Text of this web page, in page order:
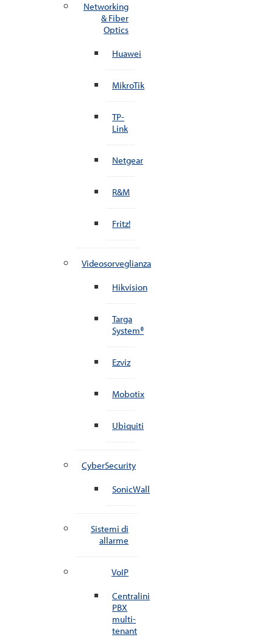
Networking
& Fiber
Optics
Huawei
MikroTik
TP-
Link
Netgear
R&M
Fritz!
Videosorveglianza
Hikvision
Targa
System®
Ezviz
Mobotix
Ubiquiti
CyberSecurity
SonicWall
Sistemi di
allarme
VoIP
Centralini
PBX
multi-
tenant